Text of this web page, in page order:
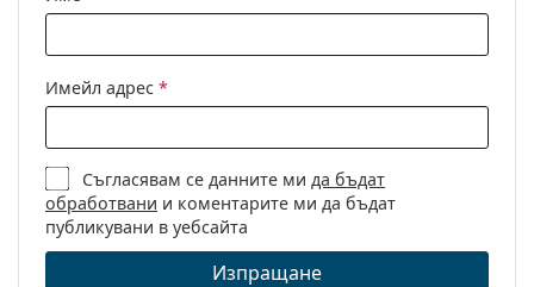
Категория:
Марка:
Код:
Имейл адрес *
Съгласявам се данните мида бъдат
обработвани и коментарите ми да бъдат
публикувани в уебсайта
Изпращане